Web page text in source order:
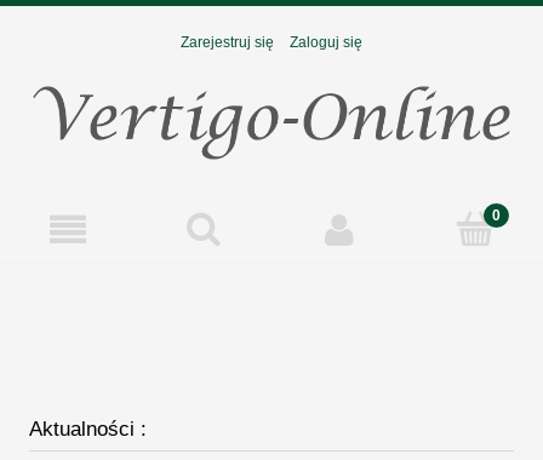
Zarejestruj się Zaloguj się
Aktualności :